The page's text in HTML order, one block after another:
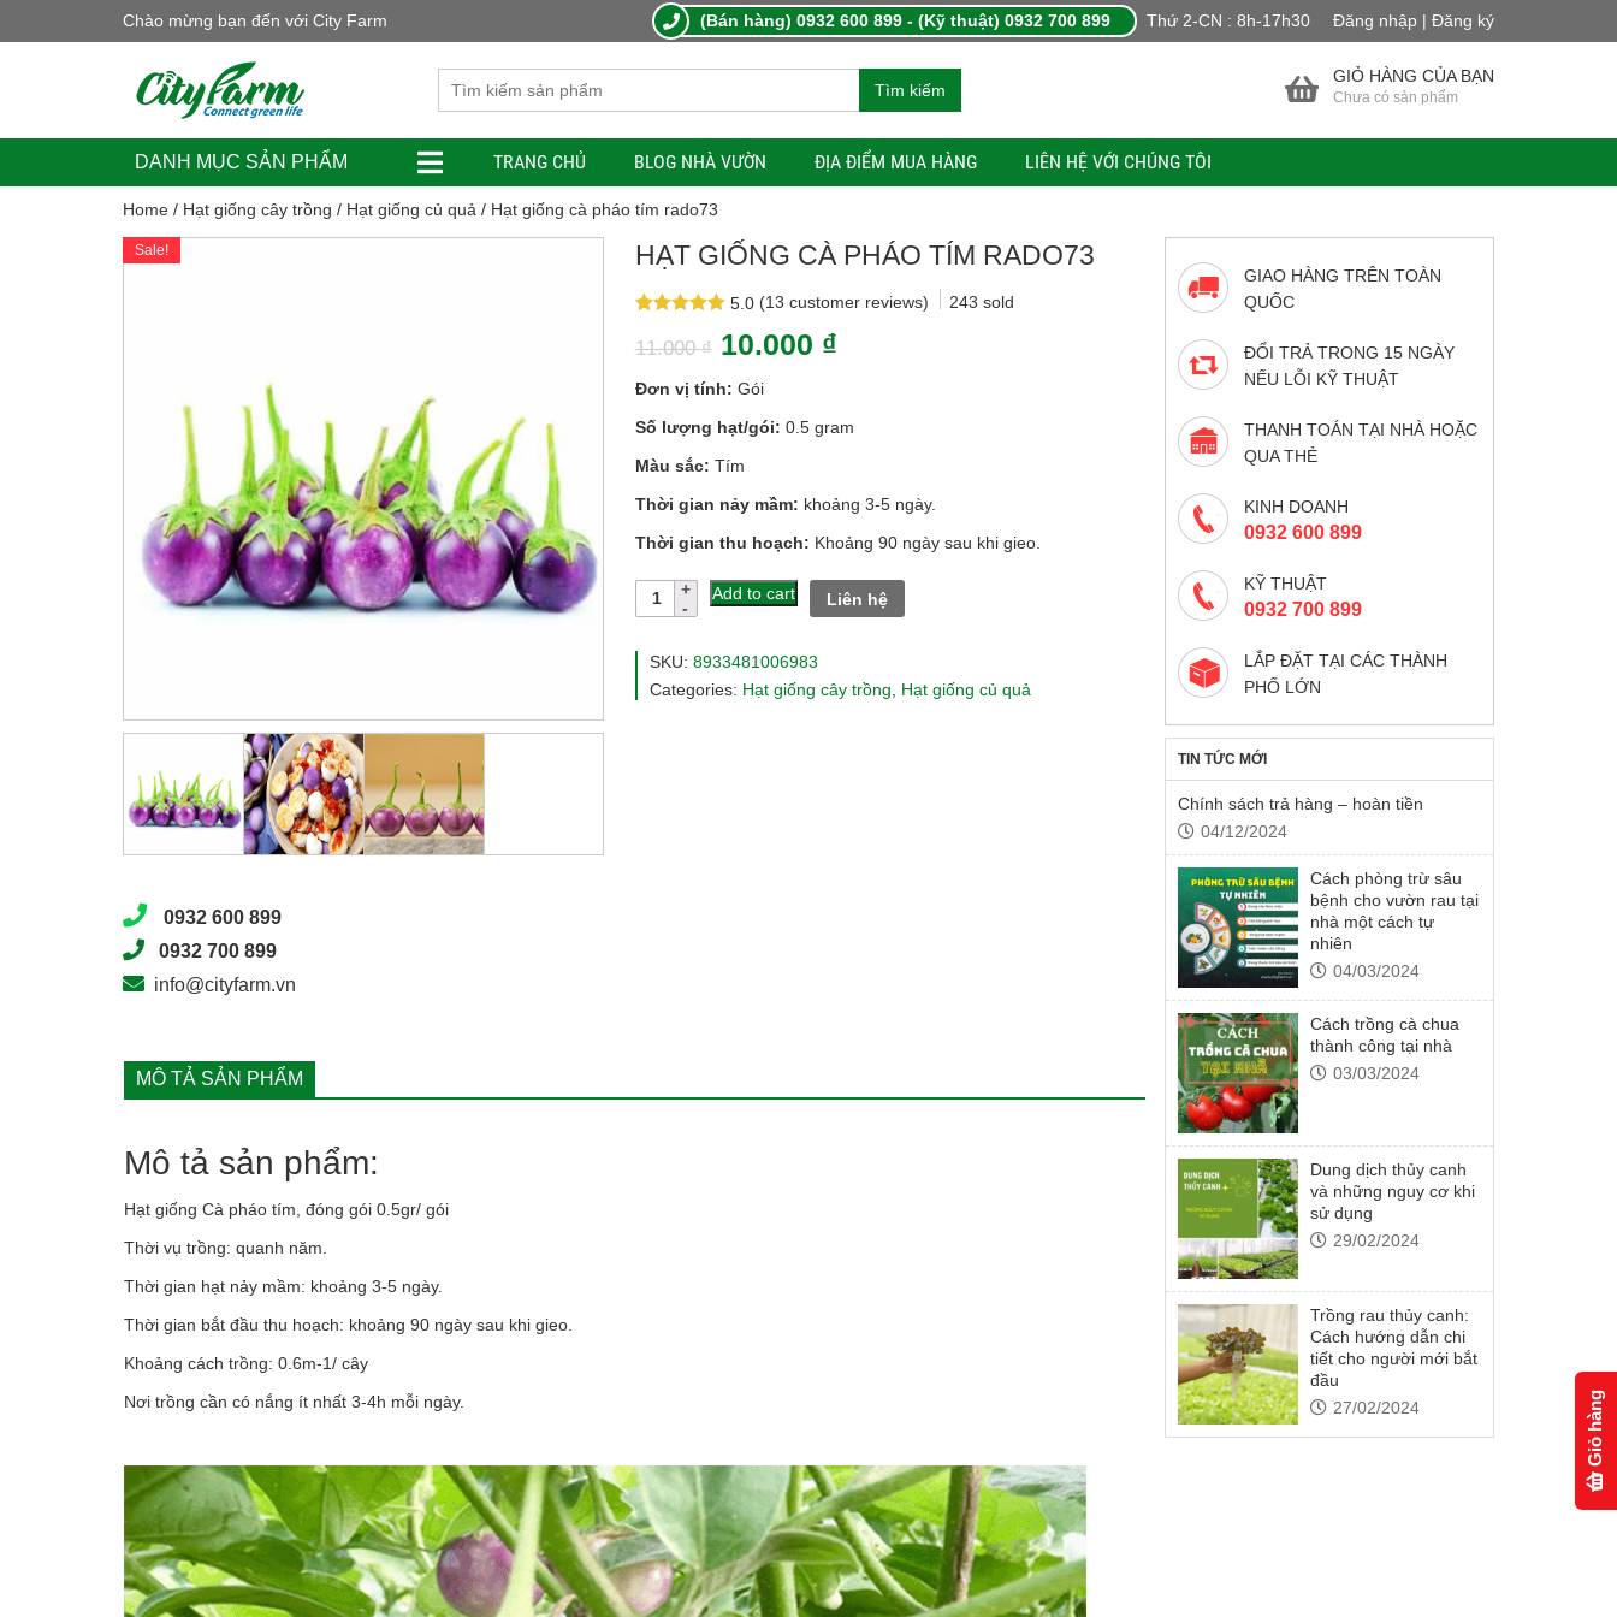
Chào mừng bạn đến với City Farm (Bán hàng) 0932 600 899 - (Kỹ thuật) 0932 700 899 Thứ 2-CN : 8h-17h30 Đăng nhập | Đăng ký
Tìm kiếm
GIỎ HÀNG CỦA BẠN
Chưa có sản phẩm
DANH MỤC SẢN PHẨM TRANG CHỦ BLOG NHÀ VƯỜN ĐỊA ĐIỂM MUA HÀNG LIÊN HỆ VỚI CHÚNG TÔI
Home / Hạt giống cây trồng / Hạt giống củ quả / Hạt giống cà pháo tím rado73
Sale!
0932 600 899
0932 700 899
info@cityfarm.vn
HẠT GIỐNG CÀ PHÁO TÍM RADO73
5.0
out of 5
customer
ratings
(13 customer reviews) 243 sold
11.000₫ 10.000 ₫
Đơn vị tính: Gói
Số lượng hạt/gói: 0.5 gram
Màu sắc: Tím
Thời gian nảy mầm: khoảng 3-5 ngày.
Thời gian thu hoạch: Khoảng 90 ngày sau khi gieo.
Hạt
pháo
rado73
Add to cart Liên hệ
SKU: 8933481006983
Categories: Hạt giống cây trồng, Hạt giống củ quả
MÔ TẢ SẢN PHẨM
Mô tả sản phẩm:
Hạt giống Cà pháo tím, đóng gói 0.5gr/ gói
Thời vụ trồng: quanh năm.
Thời gian hạt nảy mầm: khoảng 3-5 ngày.
Thời gian bắt đầu thu hoạch: khoảng 90 ngày sau khi gieo.
Khoảng cách trồng: 0.6m-1/ cây
Nơi trồng cần có nắng ít nhất 3-4h mỗi ngày.
GIAO HÀNG TRÊN TOÀN
QUỐC
ĐỔI TRẢ TRONG 15 NGÀY
NẾU LỖI KỸ THUẬT
THANH TOÁN TẠI NHÀ HOẶC
QUA THẺ
KINH DOANH
0932 600 899
KỸ THUẬT
0932 700 899
LẮP ĐẶT TẠI CÁC THÀNH
PHỐ LỚN
TIN TỨC MỚI
Chính sách trả hàng – hoàn tiền
04/12/2024
Cách phòng trừ sâu
bệnh cho vườn rau tại
nhà một cách tự
nhiên
04/03/2024
Cách trồng cà chua
thành công tại nhà
03/03/2024
Dung dịch thủy canh
và những nguy cơ khi
sử dụng
29/02/2024
Trồng rau thủy canh:
Cách hướng dẫn chi
tiết cho người mới bắt
đầu
27/02/2024
Giỏ hàng